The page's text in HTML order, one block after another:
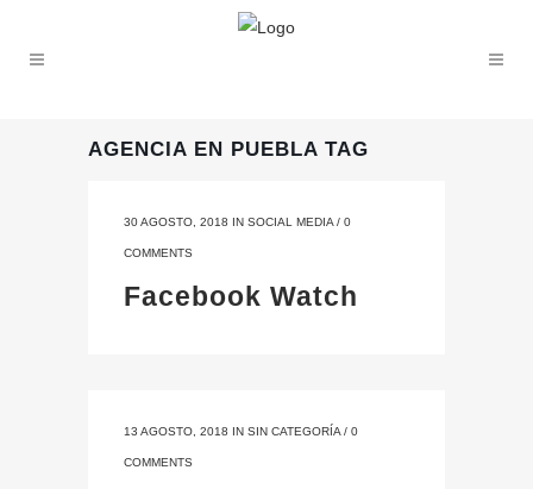
AGENCIA EN PUEBLA TAG
30 AGOSTO, 2018 IN SOCIAL MEDIA / 0
COMMENTS
Facebook Watch
13 AGOSTO, 2018 IN SIN CATEGORÍA / 0
COMMENTS